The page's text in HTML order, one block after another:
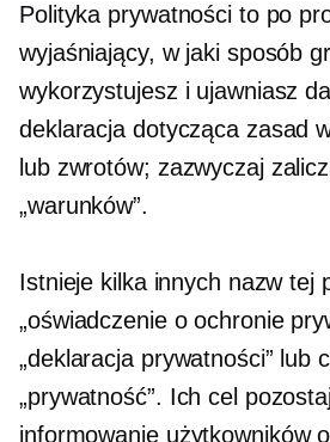
Polityka prywatności to po
wyjaśniający, w jaki sposób
wykorzystujesz i ujawniasz
deklaracja dotycząca zasad
lub zwrotów; zazwyczaj
„warunków”.
Istnieje kilka innych nazw tej
„oświadczenie o ochronie
„deklaracja prywatności” lub
„prywatność”. Ich cel
informowanie użytkowników